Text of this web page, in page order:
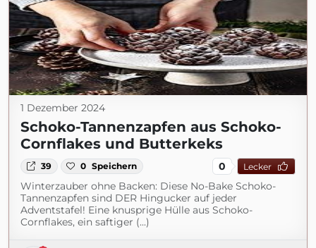
1 Dezember 2024
Schoko-Tannenzapfen aus Schoko-
Cornflakes und Butterkeks
39 0 Speichern 0 Lecker
Winterzauber ohne Backen: Diese No-Bake Schoko-
Tannenzapfen sind DER Hingucker auf jeder
Adventstafel! Eine knusprige Hülle aus Schoko-
Cornflakes, ein saftiger (...)